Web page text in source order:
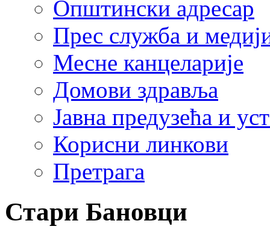
Општински адресар
Прес служба и
Месне канцеларије
Домови здравља
Јавна предузећа и
Корисни линкови
Претрага
Стари Бановци